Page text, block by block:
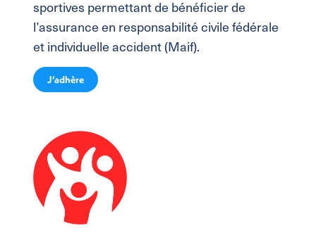
sportives permettant de bénéficier de
l’assurance en responsabilité civile fédérale
et individuelle accident (Maif).
J’adhère